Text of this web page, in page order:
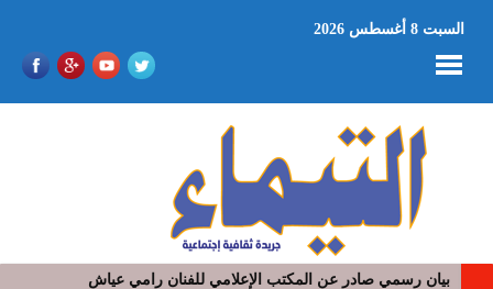
السبت 8 أغسطس 2026
بيان رسمي صادر عن المكتب الإعلامي للفنان رامي عياش
في افتتاح مهرجان بومخلوف الدولي: رؤوف ماهر يتالق و يشد الجمهور